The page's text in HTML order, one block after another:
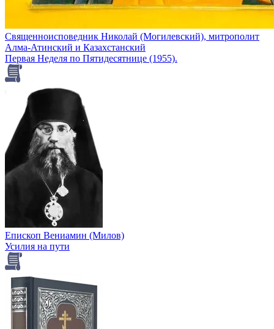
Священноисповедник Николай (Могилевский), митрополит
Алма-Атинский и Казахстанский
Первая Неделя по Пятидесятнице (1955).
Епископ Вениамин (Милов)
Усилия на пути